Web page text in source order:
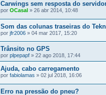
Carwings sem resposta do
por OCasal » 26 abr 2014, 10:48
Som das colunas traseiras do
por jfr2006 » 04 mar 2017, 15:20
Trânsito no GPS
por plpepapf » 22 ago 2018, 17:44
Ajuda, cabo carregamento
por fabiolamas » 02 jul 2018, 16:06
Erro na pressão do pneu?